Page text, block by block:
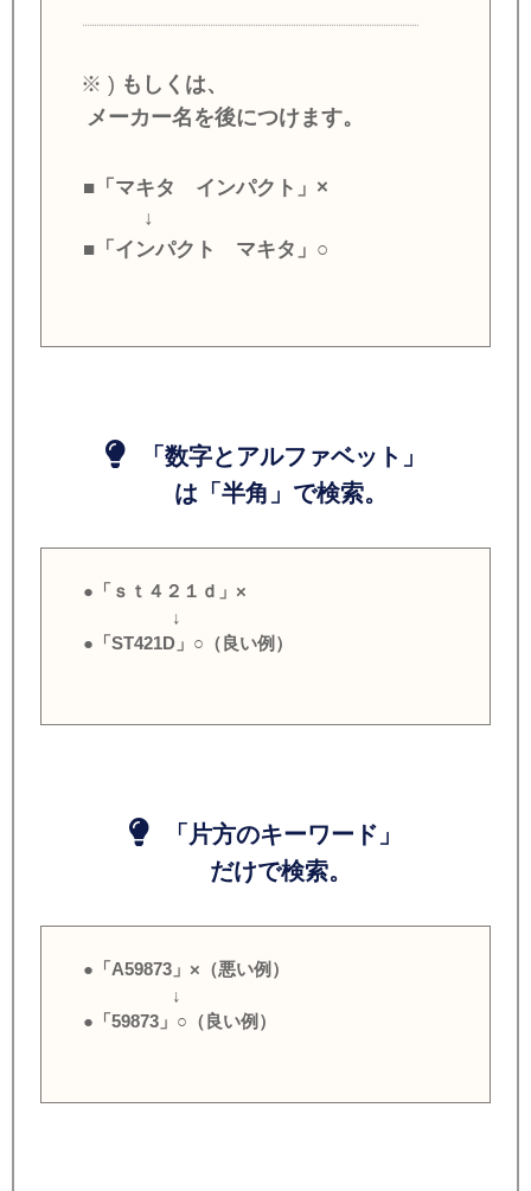
※ ) もしくは、
メーカー名を後につけます。
■「マキタ インパクト」×
↓
■「インパクト マキタ」○
「数字とアルファベット」
は「半角」で検索。
●「ｓｔ４２１ｄ」×
↓
●「ST421D」○（良い例）
「片方のキーワード」
だけで検索。
●「A59873」×（悪い例）
↓
●「59873」○（良い例）